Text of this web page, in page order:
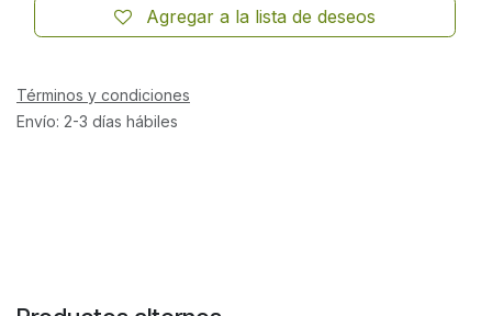
Agregar a la lista de deseos
Términos y condiciones
Envío: 2-3 días hábiles